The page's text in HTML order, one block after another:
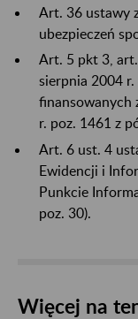
Art. 36 ustawy
ubezpieczeń
Art. 5 pkt 3,
sierpnia 2004
finansowanych
r. poz. 1461 z
Art. 6 ust. 4
Ewidencji i
Punkcie
poz. 30).
Więcej na